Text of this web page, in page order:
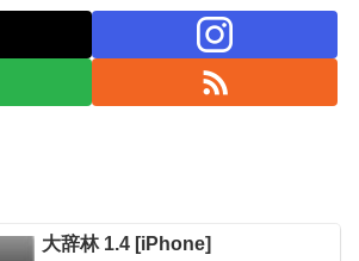
大辞林 1.4 [iPhone]